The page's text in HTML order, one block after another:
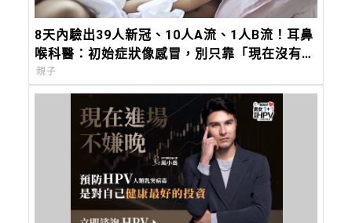
8天內驗出39人新冠、10人A流、1人B流！耳鼻
喉科醫：初始症狀像感冒，別只靠「現在沒有發
燒」安慰自己
親子